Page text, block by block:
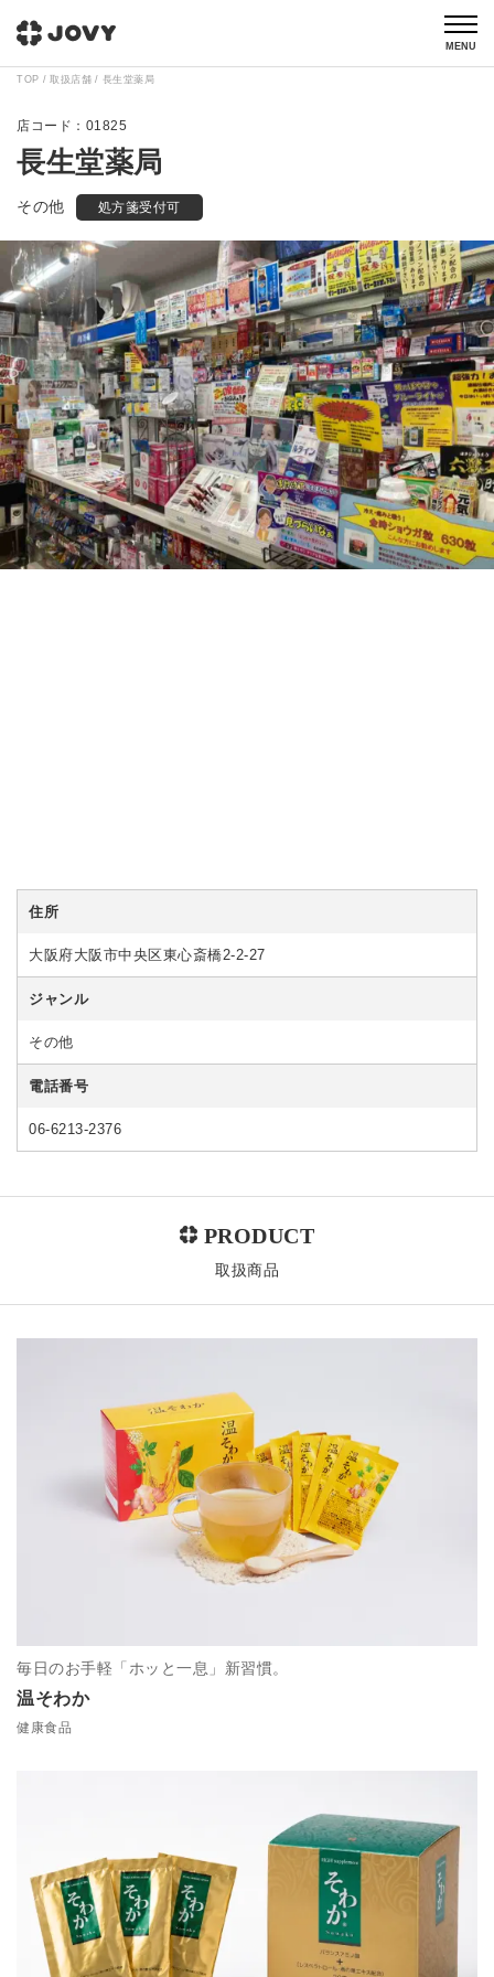
MENU
TOP 取扱店舗 長生堂薬局
01825
長生堂薬局
その他 処方箋受付可
住所
大阪府大阪市中央区東心斎橋2-2-27
ジャンル
その他
電話番号
06-6213-2376
取扱商品
温そわか
毎日のお手軽「ホッと一息」新習慣。
健康食品